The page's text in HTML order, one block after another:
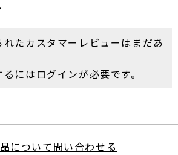
たカスタマーレビューはまだあ
るには ログインが必要です。
について問い合わせる